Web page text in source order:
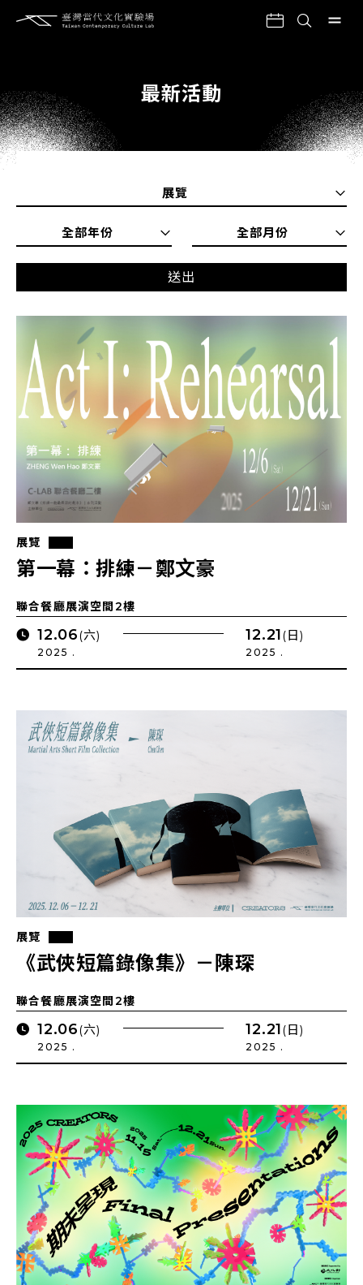
最新活動
展覽
全部年份 全部月份
送出
展覽
第一幕：排練－鄭文豪
聯合餐廳展演空間2樓
12.06(六)
2025 .
12.21(日)
2025 .
展覽
《武俠短篇錄像集》－陳琛
聯合餐廳展演空間2樓
12.06(六)
2025 .
12.21(日)
2025 .